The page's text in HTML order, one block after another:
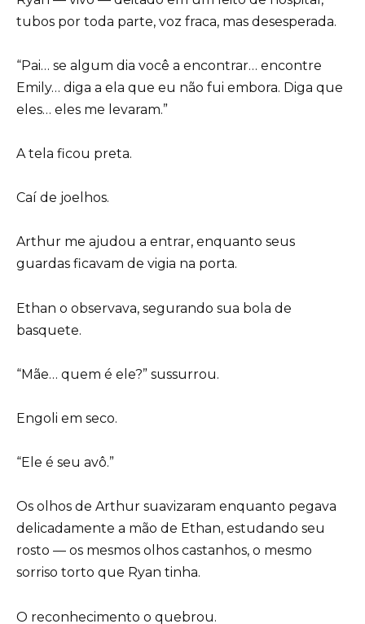
tubos por toda parte, voz fraca, mas desesperada.
“Pai… se algum dia você a encontrar… encontre
Emily… diga a ela que eu não fui embora. Diga que
eles… eles me levaram.”
A tela ficou preta.
Caí de joelhos.
Arthur me ajudou a entrar, enquanto seus
guardas ficavam de vigia na porta.
Ethan o observava, segurando sua bola de
basquete.
“Mãe… quem é ele?” sussurrou.
Engoli em seco.
“Ele é seu avô.”
Os olhos de Arthur suavizaram enquanto pegava
delicadamente a mão de Ethan, estudando seu
rosto — os mesmos olhos castanhos, o mesmo
sorriso torto que Ryan tinha.
O reconhecimento o quebrou.